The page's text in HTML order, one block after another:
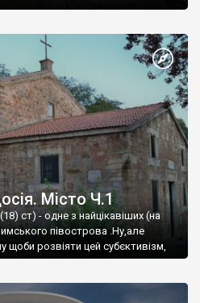
Місто Ч.1
ст) - одне з найцікавіших (на
півострова .Ну,але
розвіяти цей субєктивізм,